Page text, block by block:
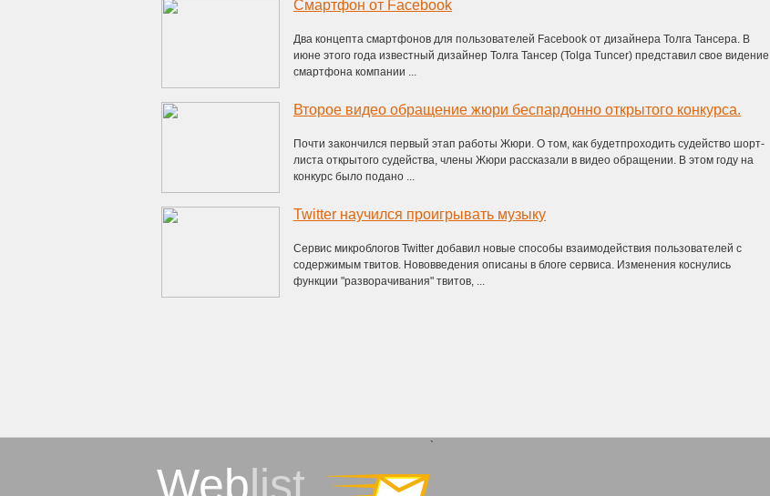
Смартфон от Facebook
Два концепта смартфонов для пользователей Facebook от дизайнера Толга Тансера. В
июне этого года известный дизайнер Толга Тансер (Tolga Tuncer) представил свое видение
смартфона компании ...
Второе видео обращение жюри беспардонно открытого конкурса.
Почти закончился первый этап работы Жюри. О том, как будетпроходить судейство шорт-
листа открытого судейства, члены Жюри рассказали в видео обращении. В этом году на
конкурс было подано ...
Twitter научился проигрывать музыку
Сервис микроблогов Twitter добавил новые способы взаимодействия пользователей с
содержимым твитов. Нововведения описаны в блоге сервиса. Изменения коснулись
функции "разворачивания" твитов, ...
Weblist
`